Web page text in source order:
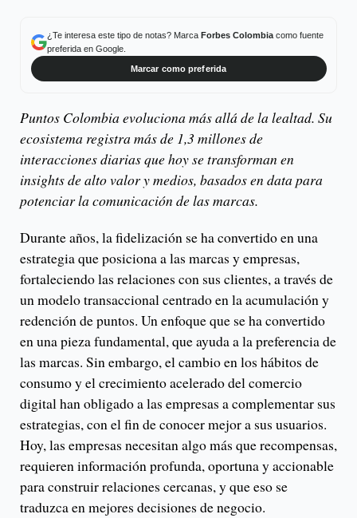
¿Te interesa este tipo de notas? Marca Forbes Colombiacomo fuente
preferida en Google.
Marcar como preferida
Puntos Colombia evoluciona más allá de la lealtad. Su
ecosistema registra más de 1,3 millones de
interacciones diarias que hoy se transforman en
insights de alto valor y medios, basados en data para
potenciar la comunicación de las marcas.
Durante años, la fidelización se ha convertido en una
estrategia que posiciona a las marcas y empresas,
fortaleciendo las relaciones con sus clientes, a través de
un modelo transaccional centrado en la acumulación y
redención de puntos. Un enfoque que se ha convertido
en una pieza fundamental, que ayuda a la preferencia de
las marcas. Sin embargo, el cambio en los hábitos de
consumo y el crecimiento acelerado del comercio
digital han obligado a las empresas a complementar sus
estrategias, con el fin de conocer mejor a sus usuarios.
Hoy, las empresas necesitan algo más que recompensas,
requieren información profunda, oportuna y accionable
para construir relaciones cercanas, y que eso se
traduzca en mejores decisiones de negocio.